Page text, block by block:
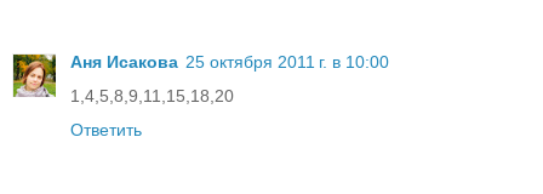
Аня Исакова 25 октября 2011 г. в 10:00
1,4,5,8,9,11,15,18,20
Ответить